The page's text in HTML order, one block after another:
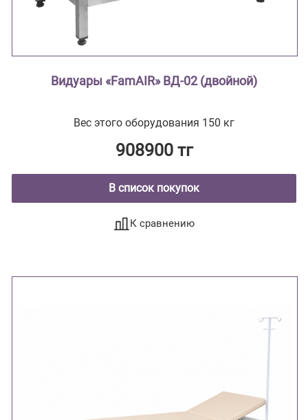
Видуары «FamAIR» ВД-02 (двойной)
Вес этого оборудования 150 кг
908900 тг
В список покупок
К сравнению